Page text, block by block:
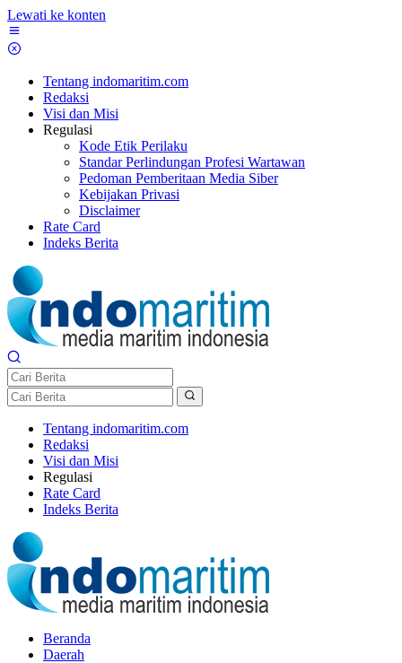
Lewati ke konten
Tentang indomaritim.com
Redaksi
Visi dan Misi
Regulasi
Kode Etik Perilaku
Standar Perlindungan Profesi Wartawan
Pedoman Pemberitaan Media Siber
Kebijakan Privasi
Disclaimer
Rate Card
Indeks Berita
Tentang indomaritim.com
Redaksi
Visi dan Misi
Regulasi
Rate Card
Indeks Berita
Beranda
Daerah